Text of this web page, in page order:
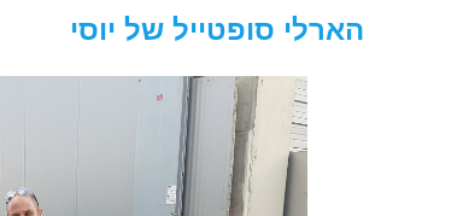
הארלי סופטייל של יוסי